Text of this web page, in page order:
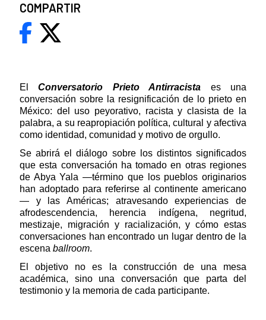
ElConversatorio Prieto Antirracista es una
conversación sobre la resignificación de lo prieto en
México: del uso peyorativo, racista y clasista de la
palabra, a su reapropiación política, cultural y afectiva
como identidad, comunidad y motivo de orgullo.
Se abrirá el diálogo sobre los distintos significados
que esta conversación ha tomado en otras regiones
de Abya Yala —término que los pueblos originarios
han adoptado para referirse al continente americano
— y las Américas; atravesando experiencias de
afrodescendencia, herencia indígena, negritud,
mestizaje, migración y racialización, y cómo estas
conversaciones han encontrado un lugar dentro de la
escena ballroom.
El objetivo no es la construcción de una mesa
académica, sino una conversación que parta del
testimonio y la memoria de cada participante.
COMPARTIR